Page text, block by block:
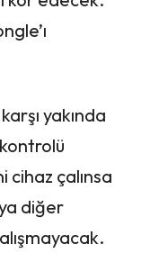
yakında
çalınsa
diğer